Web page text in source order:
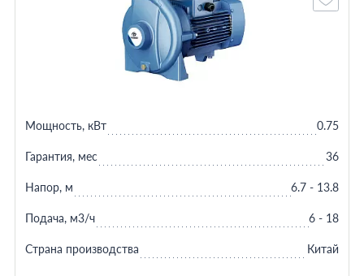
Мощность, кВт 0.75
Гарантия, мес 36
Напор, м 6.7 - 13.8
Подача, м3/ч 6 - 18
Страна производства Китай